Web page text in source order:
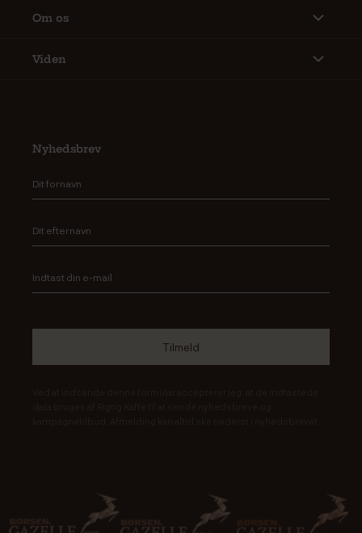
Om os
Viden
Nyhedsbrev